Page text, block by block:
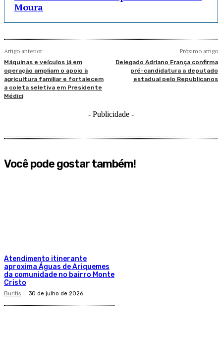
Moura
Artigo anterior
Máquinas e veículos já em
operação ampliam o apoio à
agricultura familiar e fortalecem
a coleta seletiva em Presidente
Médici
Próximo artigo
Delegado Adriano França confirma
pré-candidatura a deputado
estadual pelo Republicanos
- Publicidade -
Você pode gostar também!
Atendimento itinerante
aproxima Águas de Ariquemes
da comunidade no bairro Monte
Cristo
Buritis 30 de julho de 2026